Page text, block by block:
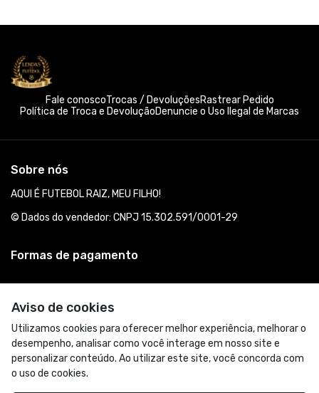
Aviso de cookies
Utilizamos cookies para oferecer melhor experiência, melhorar o
desempenho, analisar como você interage em nosso site e
personalizar conteúdo. Ao utilizar este site, você concorda com
o uso de cookies.
Fale conoscoTrocas / DevoluçõesRastrear Pedido
Política de Troca e DevoluçãoDenuncie o Uso Ilegal de Marcas
Sobre nós
AQUI É FUTEBOL RAIZ, MEU FILHO!
© Dados do vendedor: CNPJ 15.302.591/0001-29
Formas de pagamento